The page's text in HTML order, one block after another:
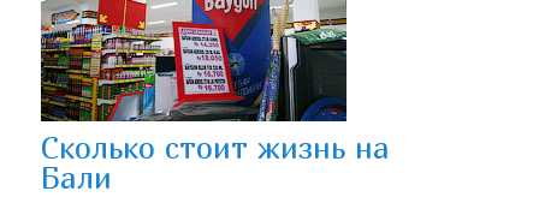
Сколько стоит жизнь на
Бали